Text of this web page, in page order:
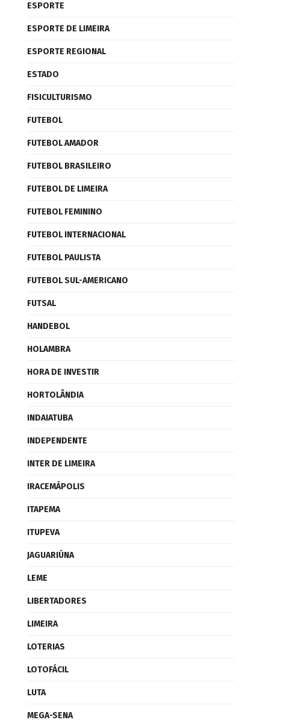
ESPORTE
ESPORTE DE LIMEIRA
ESPORTE REGIONAL
ESTADO
FISICULTURISMO
FUTEBOL
FUTEBOL AMADOR
FUTEBOL BRASILEIRO
FUTEBOL DE LIMEIRA
FUTEBOL FEMININO
FUTEBOL INTERNACIONAL
FUTEBOL PAULISTA
FUTEBOL SUL-AMERICANO
FUTSAL
HANDEBOL
HOLAMBRA
HORA DE INVESTIR
HORTOLÂNDIA
INDAIATUBA
INDEPENDENTE
INTER DE LIMEIRA
IRACEMÁPOLIS
ITAPEMA
ITUPEVA
JAGUARIÚNA
LEME
LIBERTADORES
LIMEIRA
LOTERIAS
LOTOFÁCIL
LUTA
MEGA-SENA